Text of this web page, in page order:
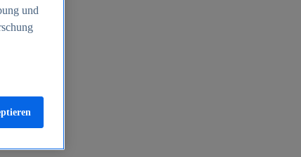
und